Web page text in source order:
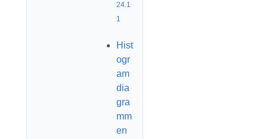
24.1
1
Hist
ogr
am
dia
gra
mm
en